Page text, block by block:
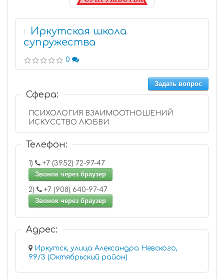
1
Иркутская школа
супружества
0
Задать вопрос
Сфера:
ПСИХОЛОГИЯ ВЗАИМООТНОШЕНИЙ
ИСКУССТВО ЛЮБВИ
Телефон:
1)
+7 (3952) 72-97-47
Звонок через браузер
2)
+7 (908) 640-97-47
Звонок через браузер
Адрес:
Иркутск, улица Александра Невского,
99/3 (Октябрьский район)